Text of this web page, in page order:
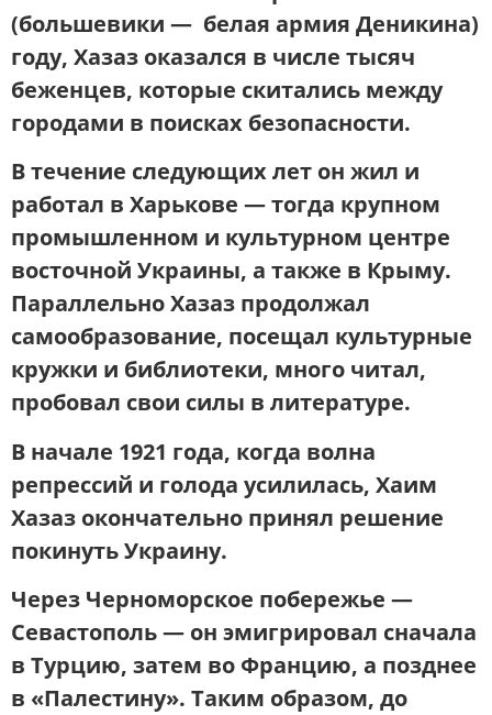
(большевики — белая армия Деникина)
году, Хазаз оказался в числе тысяч
беженцев, которые скитались между
городами в поисках безопасности.
В течение следующих лет он жил и
работал в Харькове — тогда крупном
промышленном и культурном центре
восточной Украины, а также в Крыму.
Параллельно Хазаз продолжал
самообразование, посещал культурные
кружки и библиотеки, много читал,
пробовал свои силы в литературе.
В начале 1921 года, когда волна
репрессий и голода усилилась, Хаим
Хазаз окончательно принял решение
покинуть Украину.
Через Черноморское побережье —
Севастополь— он эмигрировал сначала
в Турцию, затем во Францию, а позднее
в «Палестину». Таким образом, до